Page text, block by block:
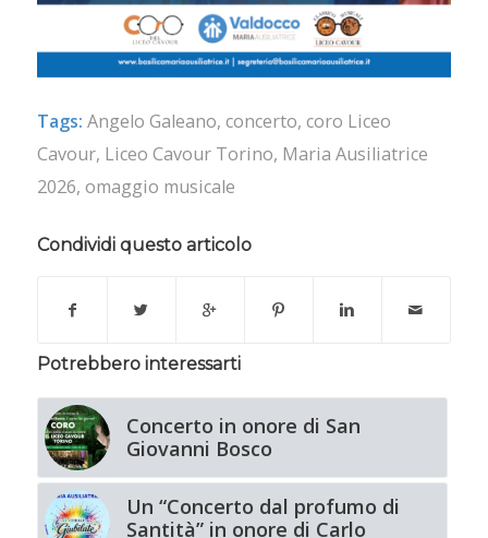
Tags: Angelo Galeano, concerto, coro Liceo
Cavour, Liceo Cavour Torino, Maria Ausiliatrice
2026, omaggio musicale
Condividi questo articolo
Potrebbero interessarti
Concerto in onore di San
Giovanni Bosco
Un “Concerto dal profumo di
Santità” in onore di Carlo